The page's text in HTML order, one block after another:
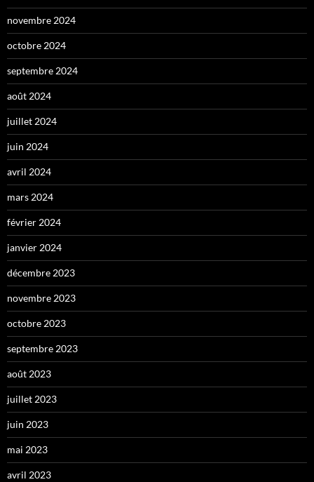
novembre 2024
octobre 2024
septembre 2024
août 2024
juillet 2024
juin 2024
avril 2024
mars 2024
février 2024
janvier 2024
décembre 2023
novembre 2023
octobre 2023
septembre 2023
août 2023
juillet 2023
juin 2023
mai 2023
avril 2023